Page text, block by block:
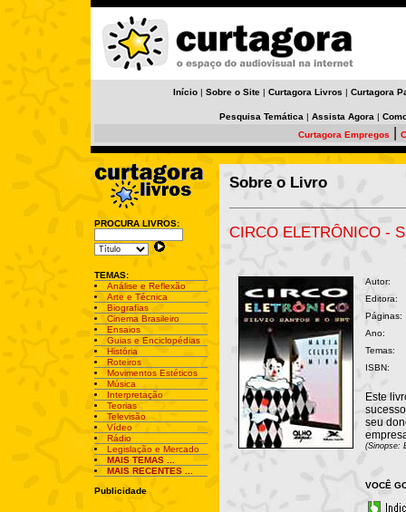
Início | Sobre o Site | Curtagora Livros | Curtagora
Pesquisa Temática | Assista Agora |
Curtagora Empregos
PROCURA LIVROS:
TEMAS:
Análise e Reflexão
Arte e Técnica
Biografias
Cinema Brasileiro
Ensaios
Guias e Enciclopédias
História
Roteiros
Movimentos Estéticos
Música
Interpretação
Teorias
Televisão
Vídeo
Rádio
Legislação e Mercado
MAIS TEMAS ...
MAIS RECENTES ...
Publicidade
Sobre o Livro
CIRCO ELETRÔNICO -
Autor:
Editora:
Páginas:
Ano:
Temas:
ISBN:
Este
seu
(Sinopse:
VOCÊ